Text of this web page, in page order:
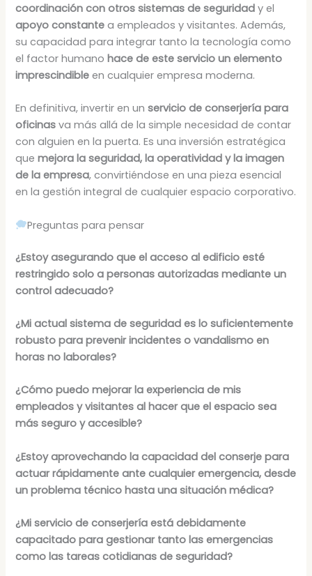
coordinación con otros sistemas de seguridad y el
apoyo constante a empleados y visitantes. Además,
su capacidad para integrar tanto la tecnología como
el factor humanohace de este servicio un elemento
imprescindible en cualquier empresa moderna.
En definitiva, invertir en unservicio de conserjería para
oficinas va más allá de la simple necesidad de contar
con alguien en la puerta. Es una inversión estratégica
quemejora la seguridad, la operatividad y la imagen
de la empresa, convirtiéndose en una pieza esencial
en la gestión integral de cualquier espacio corporativo.
Preguntas para pensar
¿Estoy asegurando que el acceso al edificio esté
restringido solo a personas autorizadas mediante un
control adecuado?
¿Mi actual sistema de seguridad es lo suficientemente
robusto para prevenir incidentes o vandalismo en
horas no laborales?
¿Cómo puedo mejorar la experiencia de mis
empleados y visitantes al hacer que el espacio sea
más seguro y accesible?
¿Estoy aprovechando la capacidad del conserje para
actuar rápidamente ante cualquier emergencia, desde
un problema técnico hasta una situación médica?
¿Mi servicio de conserjería está debidamente
capacitado para gestionar tanto las emergencias
como las tareas cotidianas de seguridad?